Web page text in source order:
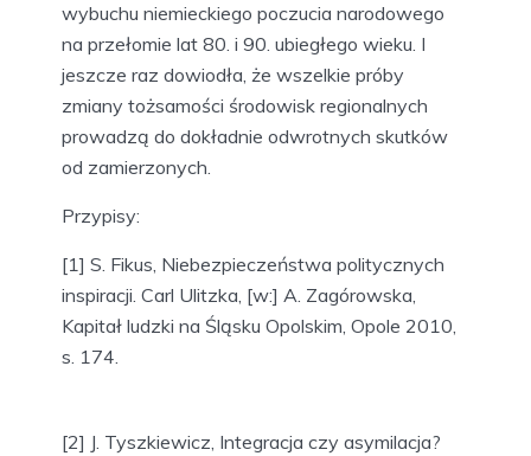
wybuchu niemieckiego poczucia narodowego
na przełomie lat 80. i 90. ubiegłego wieku. I
jeszcze raz dowiodła, że wszelkie próby
zmiany tożsamości środowisk regionalnych
prowadzą do dokładnie odwrotnych skutków
od zamierzonych.
Przypisy:
[1] S. Fikus, Niebezpieczeństwa politycznych
inspiracji. Carl Ulitzka, [w:] A. Zagórowska,
Kapitał ludzki na Śląsku Opolskim, Opole 2010,
s. 174.
[2] J. Tyszkiewicz, Integracja czy asymilacja?